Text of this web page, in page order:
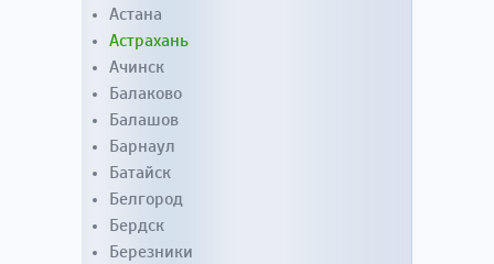
Астана
Астрахань
Ачинск
Балаково
Балашов
Барнаул
Батайск
Белгород
Бердск
Березники